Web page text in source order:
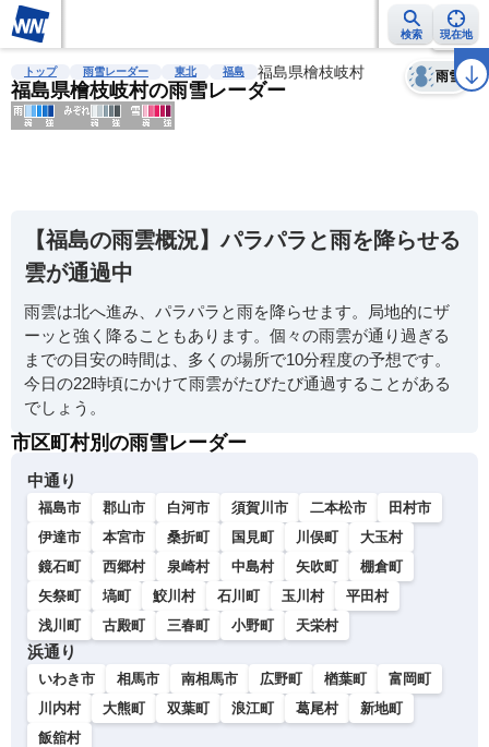
検索 現在地
雨雲レーダー 台風情報 地震情報 警報・注意報 2週間天気 ラ
トップ 雨雪レーダー 東北 福島 福島県檜枝岐村
福島県檜枝岐村の雨雪レーダー
雨雪
天気 台風
【福島の雨雲概況】パラパラと雨を降らせる
雲が通過中
雨雲は北へ進み、パラパラと雨を降らせます。局地的にザ
ーッと強く降ることもあります。個々の雨雲が通り過ぎる
までの目安の時間は、多くの場所で10分程度の予想です。
今日の22時頃にかけて雨雲がたびたび通過することがある
でしょう。
市区町村別の雨雪レーダー
中通り
福島市 郡山市 白河市 須賀川市 二本松市
田村市
伊達市
本宮市 桑折町 国見町 川俣町
大玉村
鏡石町
西郷村 泉崎村 中島村 矢吹町
棚倉町
矢祭町
塙町 鮫川村 石川町 玉川村
平田村
浅川町
古殿町 三春町 小野町 天栄村
浜通り
いわき市 相馬市 南相馬市 広野町 楢葉町
富岡町
川内村
大熊町 双葉町 浪江町 葛尾村
新地町
飯舘村